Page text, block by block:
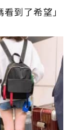
到了希望」